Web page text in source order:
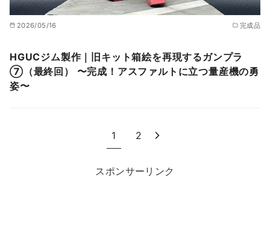
2026/05/16 完成品
HGUCジム製作｜旧キット箱絵を再現するガンプラ
⑦（最終回） 〜完成！アスファルトに立つ量産機の勇
姿〜
1 2
スポンサーリンク